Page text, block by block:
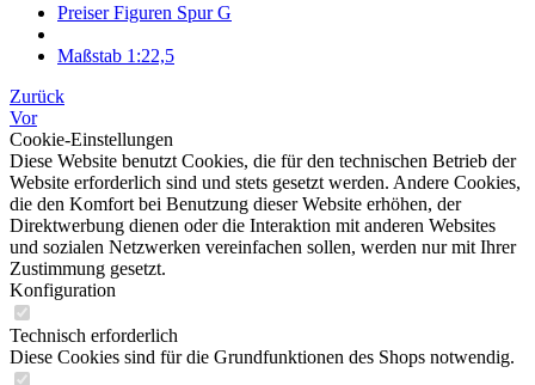
Preiser Figuren Spur G
Maßstab 1:22,5
Zurück
Vor
Cookie-Einstellungen
Diese Website benutzt Cookies, die für den technischen Betrieb der
Website erforderlich sind und stets gesetzt werden. Andere Cookies,
die den Komfort bei Benutzung dieser Website erhöhen, der
Direktwerbung dienen oder die Interaktion mit anderen Websites
und sozialen Netzwerken vereinfachen sollen, werden nur mit Ihrer
Zustimmung gesetzt.
Konfiguration
Technisch erforderlich
Diese Cookies sind für die Grundfunktionen des Shops notwendig.